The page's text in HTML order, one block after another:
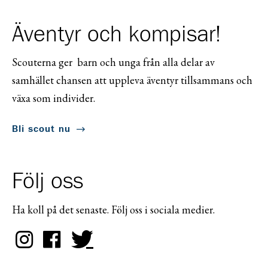
Äventyr och kompisar!
Scouterna ger barn och unga från alla delar av
samhället chansen att uppleva äventyr tillsammans och
växa som individer.
Bli scout nu
Följ oss
Ha koll på det senaste. Följ oss i sociala medier.